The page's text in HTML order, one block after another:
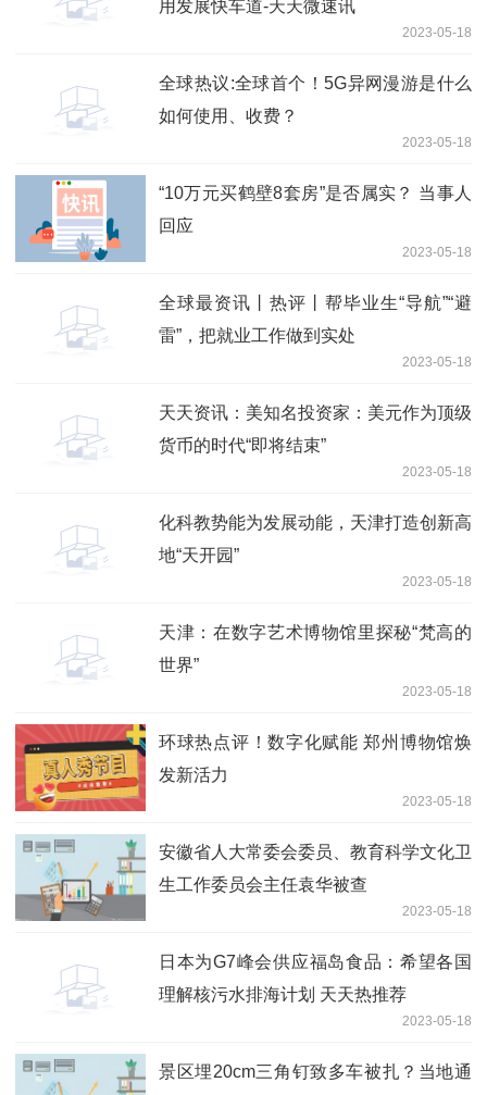
用发展快车道-天天微速讯
2023-05-18
全球热议:全球首个！5G异网漫游是什么
如何使用、收费？
2023-05-18
“10万元买鹤壁8套房”是否属实？ 当事人
回应
2023-05-18
全球最资讯丨热评丨帮毕业生“导航”“避
雷”，把就业工作做到实处
2023-05-18
天天资讯：美知名投资家：美元作为顶级
货币的时代“即将结束”
2023-05-18
化科教势能为发展动能，天津打造创新高
地“天开园”
2023-05-18
天津：在数字艺术博物馆里探秘“梵高的
世界”
2023-05-18
环球热点评！数字化赋能 郑州博物馆焕
发新活力
2023-05-18
安徽省人大常委会委员、教育科学文化卫
生工作委员会主任袁华被查
2023-05-18
日本为G7峰会供应福岛食品：希望各国
理解核污水排海计划 天天热推荐
2023-05-18
景区埋20cm三角钉致多车被扎？当地通